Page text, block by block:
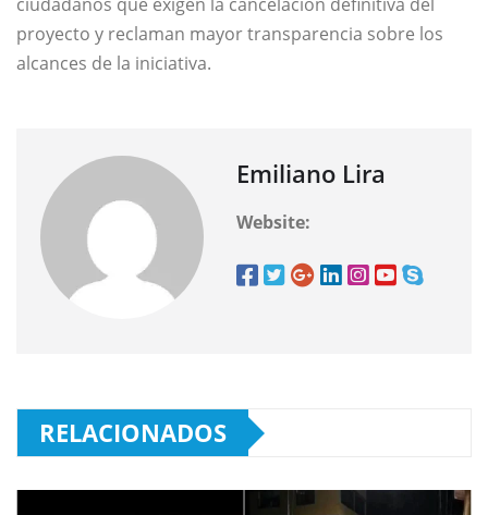
proyecto y reclaman mayor transparencia sobre los
alcances de la iniciativa.
Emiliano Lira
Website:
RELACIONADOS